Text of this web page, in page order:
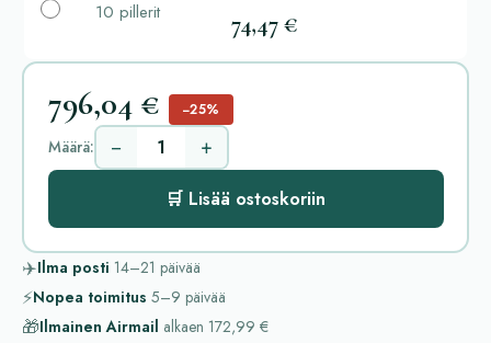
10 pillerit 74,47 €
796,04 € −25%
Määrä: − +
🛒 Lisää ostoskoriin
✈️Ilma posti 14–21 päivää
⚡Nopea toimitus 5–9 päivää
🎁Ilmainen Airmail alkaen 172,99 €